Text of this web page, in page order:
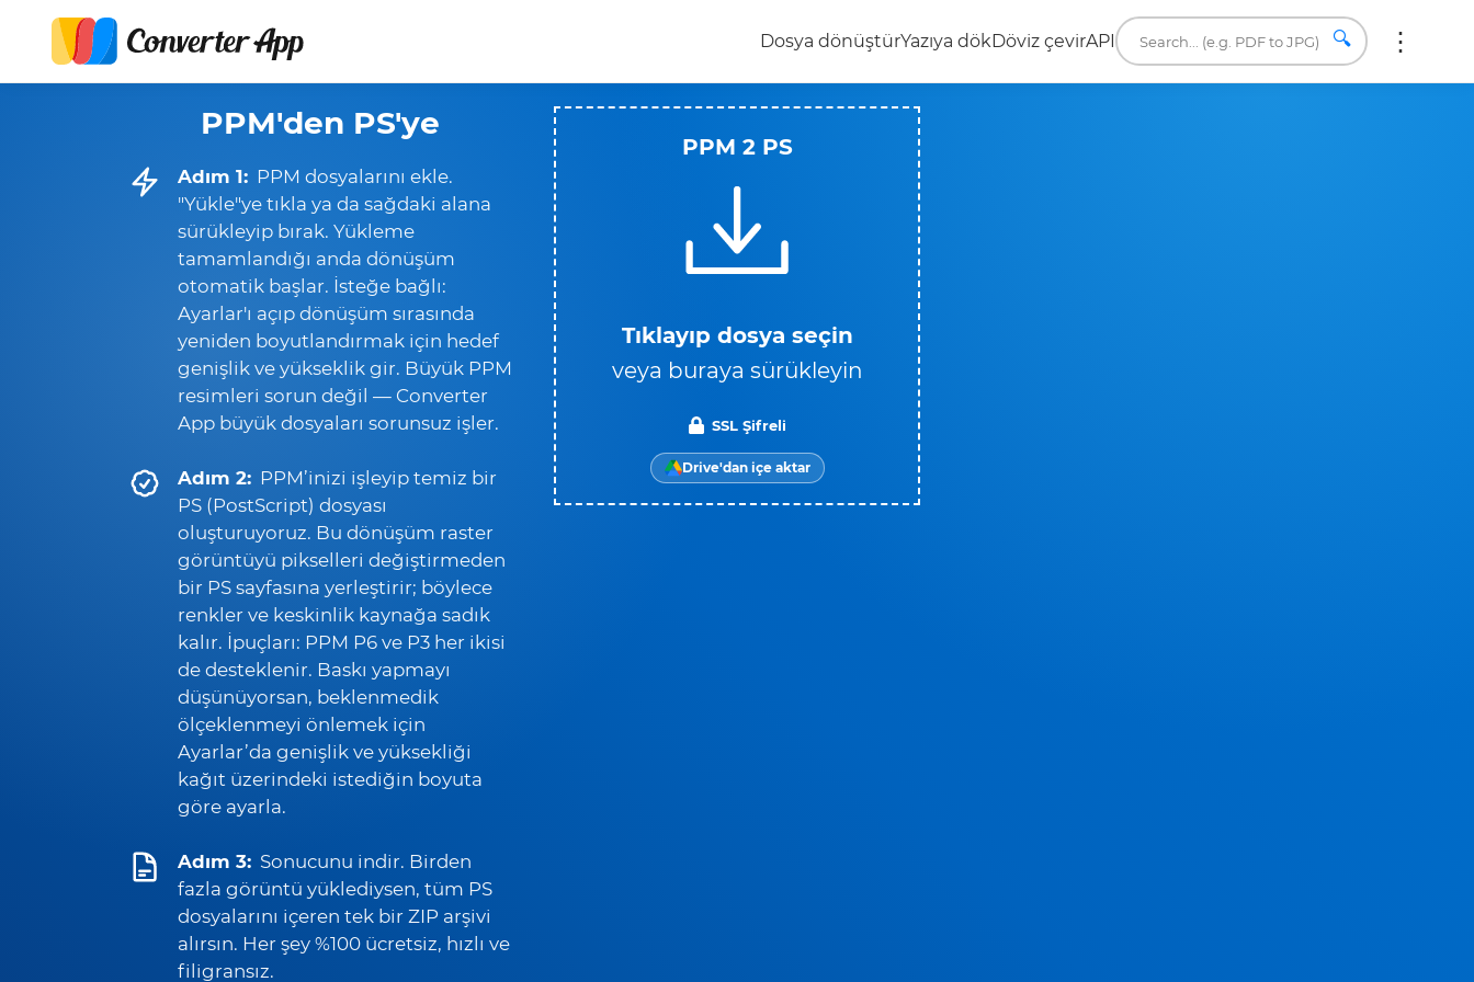
Dosya dönüştürYazıya dökDöviz çevirAPI 🔍
PPM'den PS'ye
Adım 1: PPM dosyalarını ekle.
"Yükle"ye tıkla ya da sağdaki alana
sürükleyip bırak. Yükleme
tamamlandığı anda dönüşüm
otomatik başlar. İsteğe bağlı:
Ayarlar'ı açıp dönüşüm sırasında
yeniden boyutlandırmak için hedef
genişlik ve yükseklik gir. Büyük PPM
resimleri sorun değil — Converter
App büyük dosyaları sorunsuz işler.
Adım 2: PPM’inizi işleyip temiz bir
PS (PostScript) dosyası
oluşturuyoruz. Bu dönüşüm raster
görüntüyü pikselleri değiştirmeden
bir PS sayfasına yerleştirir; böylece
renkler ve keskinlik kaynağa sadık
kalır. İpuçları: PPM P6 ve P3 her ikisi
de desteklenir. Baskı yapmayı
düşünüyorsan, beklenmedik
ölçeklenmeyi önlemek için
Ayarlar’da genişlik ve yüksekliği
kağıt üzerindeki istediğin boyuta
göre ayarla.
Adım 3: Sonucunu indir. Birden
fazla görüntü yüklediysen, tüm PS
dosyalarını içeren tek bir ZIP arşivi
alırsın. Her şey %100 ücretsiz, hızlı ve
filigransız.
PPM 2 PS
Tıklayıp dosya seçin
veya buraya sürükleyin
SSL Şifreli
Drive'dan içe aktar